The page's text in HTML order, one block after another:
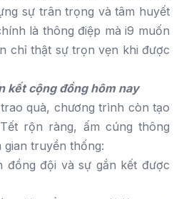
sự trân trọng và tâm huyết
là thông điệp mà i9 muốn
chỉ thật sự trọn vẹn khi được
kết cộng đồng hôm nay
quà, chương trình còn tạo
rộn ràng, ấm cúng thông
truyền thống:
đồng đội và sự gắn kết được